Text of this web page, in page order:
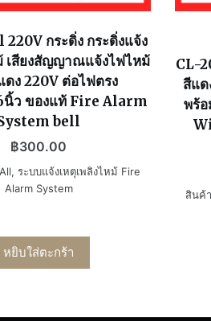
กระดิ่ง กระดิ่งแจ้ง
เสียงสัญญาณแจ้งไฟไหม้
ดง 220V ต่อไฟตรง
ว ของแท้ Fire Alarm
bell
฿300.00
,ระบบแจ้งเหตุเพลิงไหม้ Fire
Alarm System
หยิบใส่ตะกร้า
CL-
สีแด
พร้
สินค้